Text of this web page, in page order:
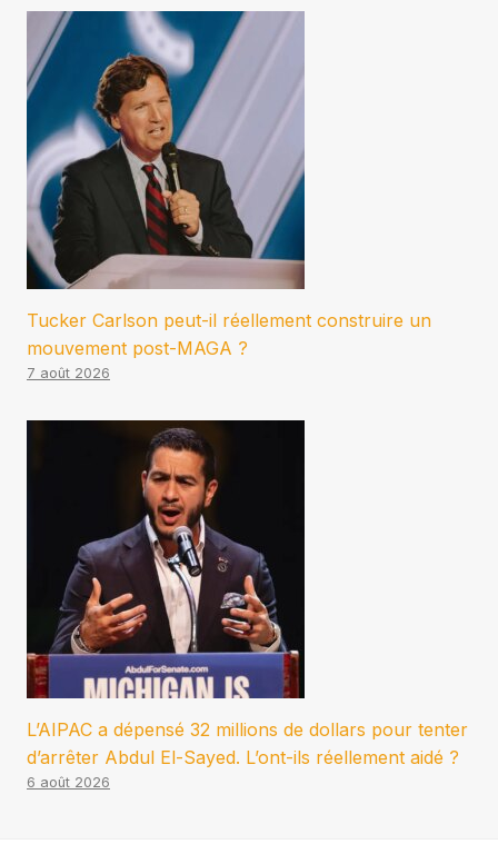
Tucker Carlson peut-il réellement construire un
mouvement post-MAGA ?
7 août 2026
L’AIPAC a dépensé 32 millions de dollars pour tenter
d’arrêter Abdul El-Sayed. L’ont-ils réellement aidé ?
6 août 2026